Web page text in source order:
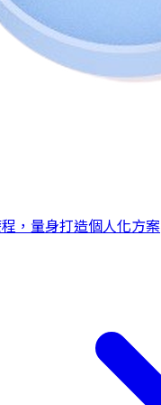
，量身打造個人化方案